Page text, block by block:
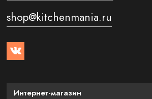
shop@kitchenmania.ru
Интернет-магазин